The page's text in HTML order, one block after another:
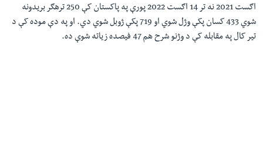
اګست 2021 نه تر 14 اګست 2022 پورې په پاکستان کې 250 ترهګر بريدونه
شوي 433 کسان پکې وژل شوي او 719 پکې ژوبل شوي دي. او په دې موده کې د
تير کال په مقابله کې د وژنو شرح هم 47 فيصده زياته شوې ده.